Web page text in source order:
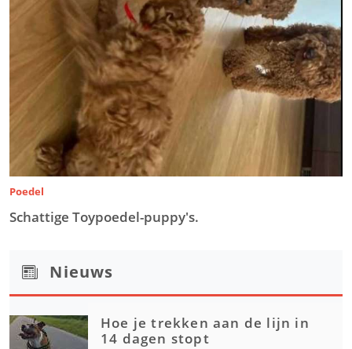
Poedel
Schattige Toypoedel-puppy's.
Nieuws
Hoe je trekken aan de lijn in
14 dagen stopt